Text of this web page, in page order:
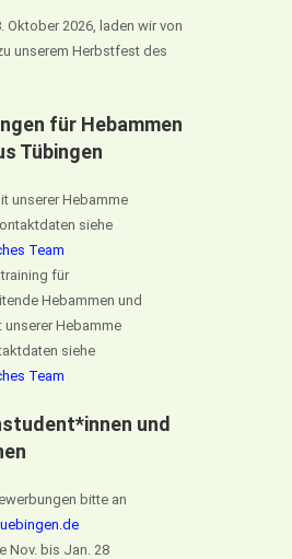
Oktober 2026, laden wir von
unserem Herbstfest des
für Hebammen
Tübingen
unserer Hebamme
siehe
Team
für
Hebammen und
Hebamme
siehe
Team
und
bitte an
Nov. bis Jan. 28